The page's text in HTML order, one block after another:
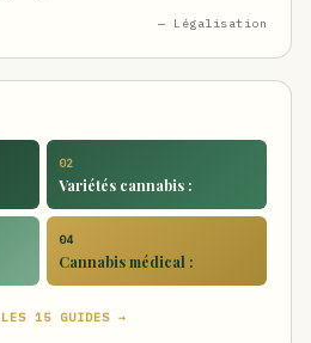
— Légalisation
02
Variétés cannabis :
04
Cannabis médical :
15 GUIDES →